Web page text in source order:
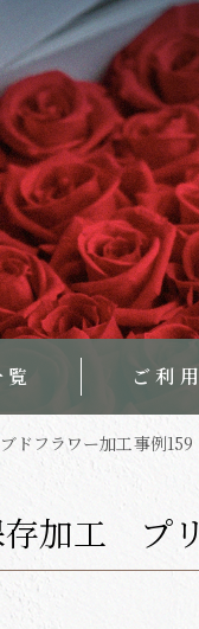
ご利
ドフラワー加工事例159
加工 プ